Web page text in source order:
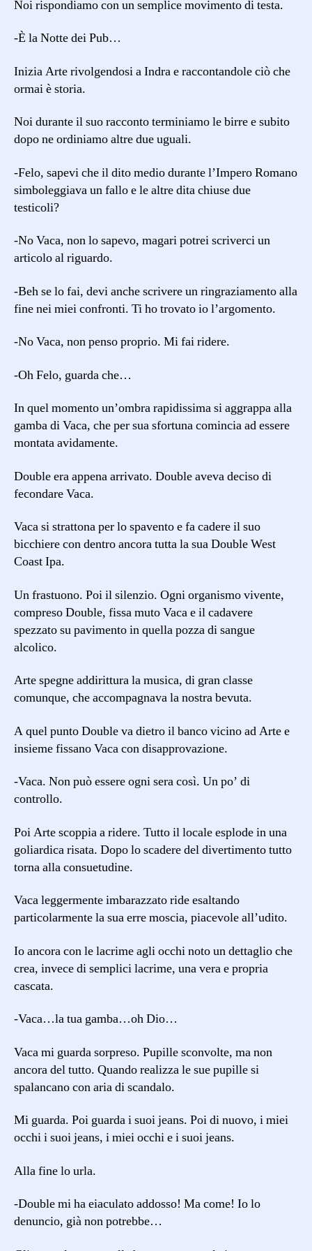
Noi rispondiamo con un semplice movimento di testa.
-È la Notte dei Pub…
Inizia Arte rivolgendosi a Indra e raccontandole ciò che
ormai è storia.
Noi durante il suo racconto terminiamo le birre e subito
dopo ne ordiniamo altre due uguali.
-Felo, sapevi che il dito medio durante l’Impero Romano
simboleggiava un fallo e le altre dita chiuse due
testicoli?
-No Vaca, non lo sapevo, magari potrei scriverci un
articolo al riguardo.
-Beh se lo fai, devi anche scrivere un ringraziamento alla
fine nei miei confronti. Ti ho trovato io l’argomento.
-No Vaca, non penso proprio. Mi fai ridere.
-Oh Felo, guarda che…
In quel momento un’ombra rapidissima si aggrappa alla
gamba di Vaca, che per sua sfortuna comincia ad essere
montata avidamente.
Double era appena arrivato. Double aveva deciso di
fecondare Vaca.
Vaca si strattona per lo spavento e fa cadere il suo
bicchiere con dentro ancora tutta la sua Double West
Coast Ipa.
Un frastuono. Poi il silenzio. Ogni organismo vivente,
compreso Double, fissa muto Vaca e il cadavere
spezzato su pavimento in quella pozza di sangue
alcolico.
Arte spegne addirittura la musica, di gran classe
comunque, che accompagnava la nostra bevuta.
A quel punto Double va dietro il banco vicino ad Arte e
insieme fissano Vaca con disapprovazione.
-Vaca. Non può essere ogni sera così. Un po’ di
controllo.
Poi Arte scoppia a ridere. Tutto il locale esplode in una
goliardica risata. Dopo lo scadere del divertimento tutto
torna alla consuetudine.
Vaca leggermente imbarazzato ride esaltando
particolarmente la sua erre moscia, piacevole all’udito.
Io ancora con le lacrime agli occhi noto un dettaglio che
crea, invece di semplici lacrime, una vera e propria
cascata.
-Vaca…la tua gamba…oh Dio…
Vaca mi guarda sorpreso. Pupille sconvolte, ma non
ancora del tutto. Quando realizza le sue pupille si
spalancano con aria di scandalo.
Mi guarda. Poi guarda i suoi jeans. Poi di nuovo, i miei
occhi i suoi jeans, i miei occhi e i suoi jeans.
Alla fine lo urla.
-Double mi ha eiaculato addosso! Ma come! Io lo
denuncio, già non potrebbe…